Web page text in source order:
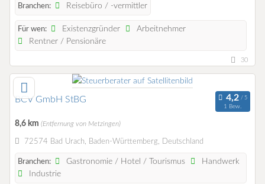
Branchen: Reisebüro / -vermittler
Für wen: Existenzgründer
Arbeitnehmer
Rentner / Pensionäre
30
BCV GmbH StBG
1 Bew.
8,6 km (Entfernung von Metzingen)
72574 Bad Urach, Baden-Württemberg, Deutschland
Branchen: Gastronomie / Hotel / Tourismus
Handwerk
Industrie